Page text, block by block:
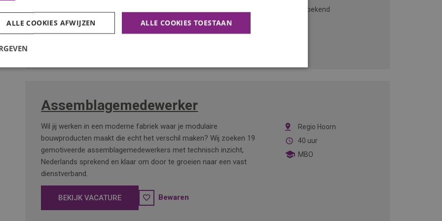
Onbekend
Assemblagemedewerker
Regio Hoorn
40 uur
MBO
Wil jij werken in een moderne fabriek waar je modulaire
bouwproducten maakt die echt het verschil maken? Wij zoeken 19
gemotiveerde assemblagemedewerkers met technisch inzicht,
Nederlands sprekend en klaar om door te groeien naar een vast
dienstverband.
BEKIJK VACATURE Bewaren
ALLE COOKIES TOESTAAN
ALLE COOKIES AFWIJZEN